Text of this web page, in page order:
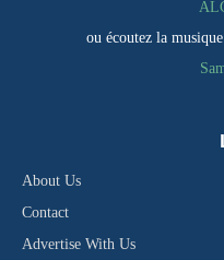
ou écoutez la
About Us
Contact
Advertise With Us